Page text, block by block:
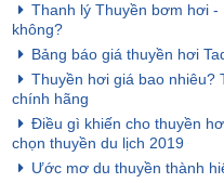
Thanh lý Thuyền bơm hơi
không?
Bảng báo giá thuyền hơi
Thuyền hơi giá bao nhiêu?
chính hãng
Điều gì khiến cho thuyền
chọn thuyền du lịch 2019
Ước mơ du thuyền thành